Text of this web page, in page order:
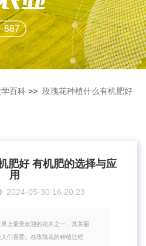
学百科 >> 玫瑰花种植什么有机肥好
肥好 有机肥的选择与应
用
2024-05-30 16:20:23
上最受欢迎的花卉之一，其美丽
们喜爱。在玫瑰花的种植过程